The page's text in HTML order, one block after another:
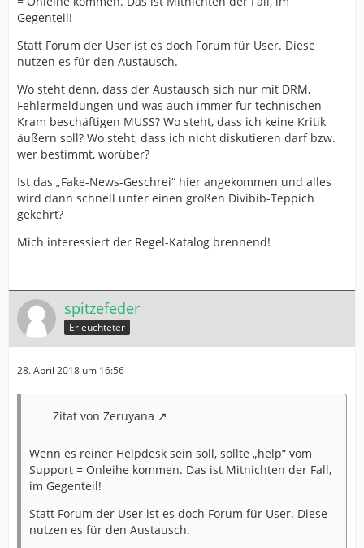
Gegenteil!
Statt Forum der User ist es doch Forum für User. Diese
nutzen es für den Austausch.
Wo steht denn, dass der Austausch sich nur mit DRM,
Fehlermeldungen und was auch immer für technischen
Kram beschäftigen MUSS? Wo steht, dass ich keine Kritik
äußern soll? Wo steht, dass ich nicht diskutieren darf bzw.
wer bestimmt, worüber?
Ist das „Fake-News-Geschrei“ hier angekommen und alles
wird dann schnell unter einen großen Divibib-Teppich
gekehrt?
Mich interessiert der Regel-Katalog brennend!
spitzefeder
Erleuchteter
28. April 2018 um 16:56
Zitat von Zeruyana
Wenn es reiner Helpdesk sein soll, sollte „help“ vom
Support = Onleihe kommen. Das ist Mitnichten der Fall,
im Gegenteil!
Statt Forum der User ist es doch Forum für User. Diese
nutzen es für den Austausch.